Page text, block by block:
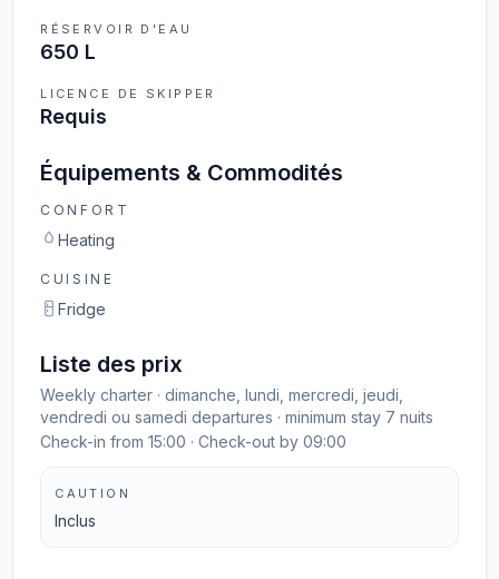
RÉSERVOIR D'EAU
650 L
LICENCE DE SKIPPER
Requis
Équipements & Commodités
CONFORT
Heating
CUISINE
Fridge
Liste des prix
Weekly charter · dimanche, lundi, mercredi, jeudi,
vendredi ou samedi departures · minimum stay 7 nuits
Check-in from 15:00 · Check-out by 09:00
CAUTION
Inclus